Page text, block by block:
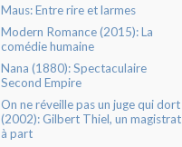
Maus: Entre rire et larmes
Modern Romance (2015): La
comédie humaine
Nana (1880): Spectaculaire
Second Empire
On ne réveille pas un juge qui dort
(2002): Gilbert Thiel, un magistrat
à part